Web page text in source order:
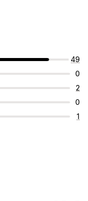
49
0
2
0
1